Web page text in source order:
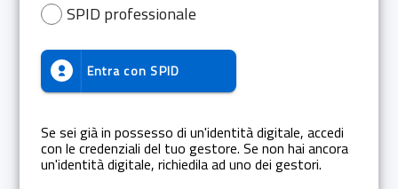
SPID professionale
Entra con SPID
Se sei già in possesso di un'identità digitale, accedi
con le credenziali del tuo gestore. Se non hai ancora
un'identità digitale, richiedila ad uno dei gestori.